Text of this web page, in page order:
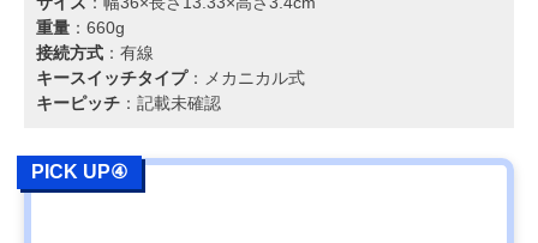
重量 ：660g
接続方式 ：有線
キースイッチタイプ：メカニカル式
キーピッチ ：記載未確認
PICK UP④